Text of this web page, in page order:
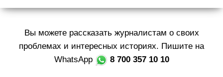
р
Вы можете рассказать журналистам о своих
проблемах и интересных историях. Пишите на
WhatsApp
8 700 357 10 10